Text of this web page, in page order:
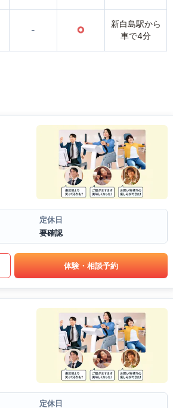
- ○
新白島駅から
車で4分
定休日
要確認
体験・相談予約
定休日